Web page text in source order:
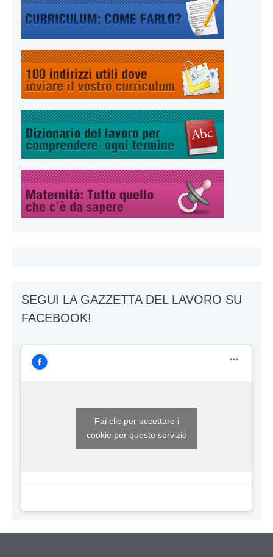
SEGUI LA GAZZETTA DEL LAVORO SU
FACEBOOK!
Fai clic per accettare i
cookie per questo servizio